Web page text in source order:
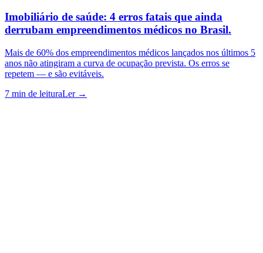
Imobiliário de saúde: 4 erros fatais que ainda
derrubam empreendimentos médicos no Brasil.
Mais de 60% dos empreendimentos médicos lançados nos últimos 5
anos não atingiram a curva de ocupação prevista. Os erros se
repetem — e são evitáveis.
7 min de leituraLer →